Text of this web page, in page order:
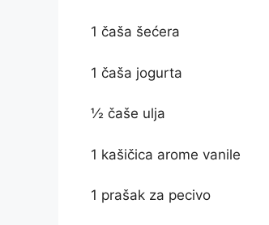
1 čaša šećera
1 čaša jogurta
½ čaše ulja
1 kašičica arome vanile
1 prašak za pecivo